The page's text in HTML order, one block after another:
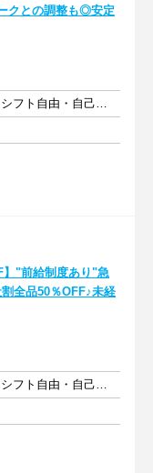
クとの調整も◎安定
週2日以上 1日3時間以上 シフト自由・自己申告
】"前給制度あり"急
全品50％OFF♪未経
週2日以上 1日3時間以上 シフト自由・自己申告